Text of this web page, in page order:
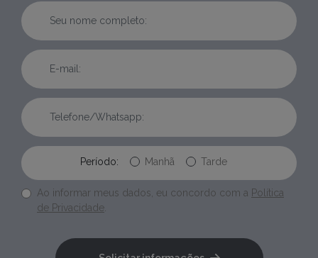
Período: Manhã Tarde
Ao informar meus dados, eu concordo com a Política
de Privacidade.